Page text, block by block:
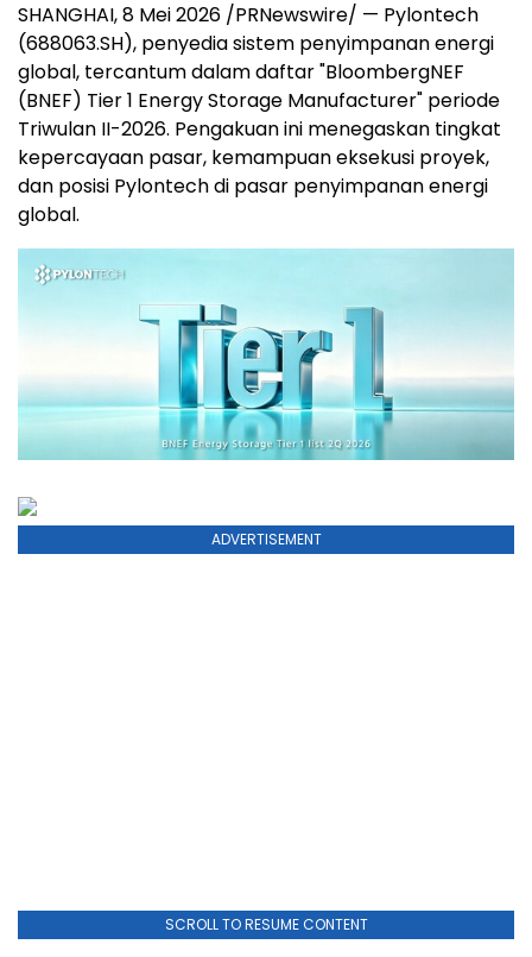
SHANGHAI,8 Mei 2026 /PRNewswire/ — Pylontech
(688063.SH), penyedia sistem penyimpanan energi
global, tercantum dalam daftar "BloombergNEF
(BNEF) Tier 1 Energy Storage Manufacturer" periode
Triwulan II-2026. Pengakuan ini menegaskan tingkat
kepercayaan pasar, kemampuan eksekusi proyek,
dan posisi Pylontech di pasar penyimpanan energi
global.
ADVERTISEMENT
SCROLL TO RESUME CONTENT